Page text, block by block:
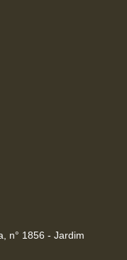
n° 1856 - Jardim